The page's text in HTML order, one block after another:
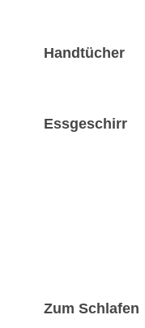
Handtücher
Essgeschirr
Zum Schlafen